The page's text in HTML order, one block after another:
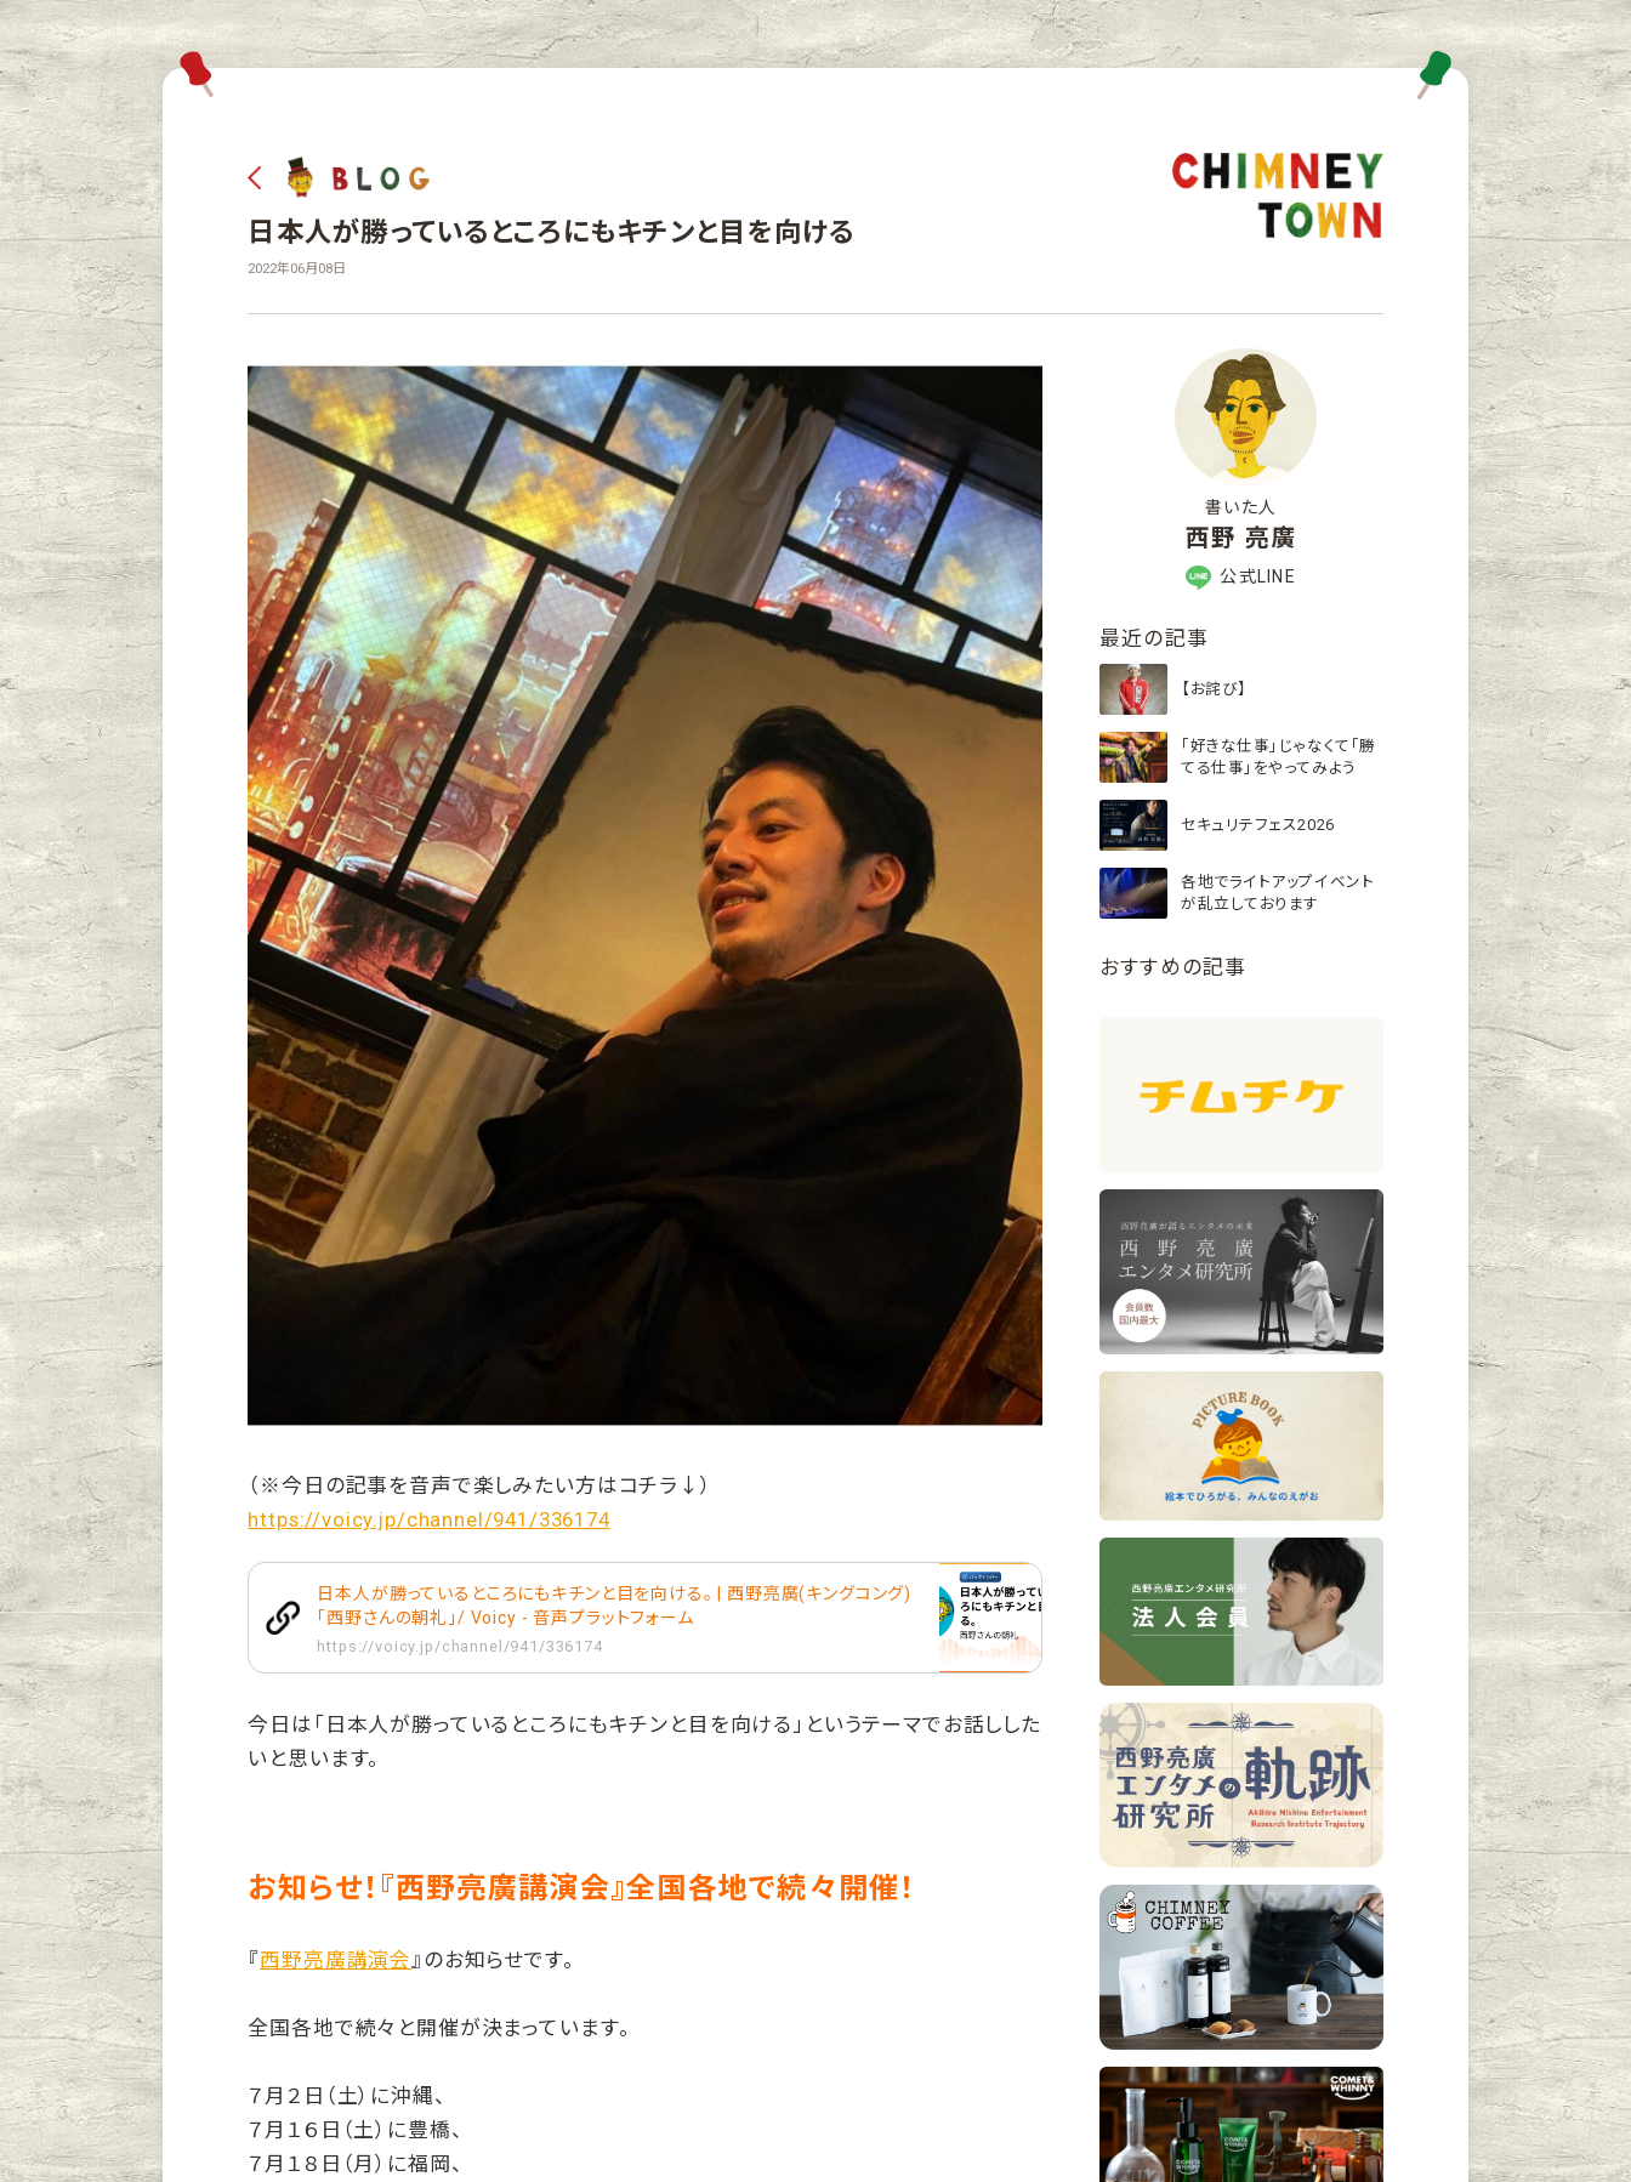
日本人が勝っているところにもキチンと目を向ける
2022年06月08日
（※今日の記事を音声で楽しみたい方はコチラ↓）
https://voicy.jp/channel/941/336174
日本人が勝っているところにもキチンと目を向ける。 | 西野亮廣(キングコング)
「西野さんの朝礼」/ Voicy - 音声プラットフォーム
https://voicy.jp/channel/941/336174
今日は「日本人が勝っているところにもキチンと目を向ける」というテーマでお話しした
いと思います。
お知らせ！『西野亮廣講演会』全国各地で続々開催！
『西野亮廣講演会 』のお知らせです。
全国各地で続々と開催が決まっています。
７月２日（土）に沖縄、
７月１６日（土）に豊橋、
７月１８日（月）に福岡、
書いた人
西野 亮廣
公式LINE
最近の記事
【お詫び】
「好きな仕事」じゃなくて「勝
てる仕事」をやってみよう
セキュリテフェス2026
各地でライトアップイベント
が乱立しております
おすすめの記事